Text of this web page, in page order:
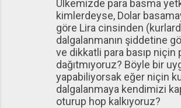
Ülkemizde para basma
kimlerdeyse, Dolar
göre Lira cinsinden
dalgalanmanın şiddetine
ve dikkatli para basıp niçin
dağıtmıyoruz? Böyle bir
yapabiliyorsak eğer niçin
dalgalanmaya kendimizi
oturup hop kalkıyoruz?